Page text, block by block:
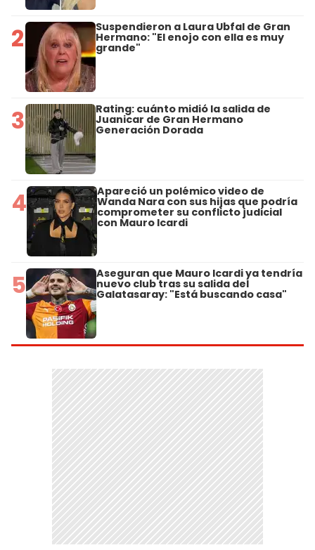
2 Suspendieron a Laura Ubfal de Gran
Hermano: "El enojo con ella es muy
grande"
3 Rating: cuánto midió la salida de
Juanicar de Gran Hermano
Generación Dorada
4 Apareció un polémico video de
Wanda Nara con sus hijas que podría
comprometer su conflicto judicial
con Mauro Icardi
5 Aseguran que Mauro Icardi ya tendría
nuevo club tras su salida del
Galatasaray: "Está buscando casa"